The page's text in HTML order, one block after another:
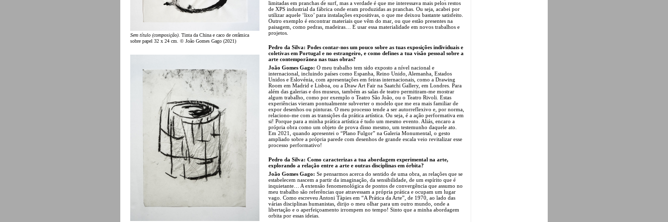
Sem título (composição) . Tinta da China e caco de cerâmica
sobre papel 32 x 24 cm. © João Gomes Gago (2021)
limitadas em pranchas de surf, mas a verdade é que me interessava mais pelos restos
de XPS industrial da fábrica onde eram produzidas as pranchas. Ou seja, acabei por
utilizar aquele ‘lixo’ para instalações expositivas, o que me deixou bastante satisfeito.
Outro exemplo é encontrar materiais que vêm do mar, ou que estão presentes na
paisagem, como pedras, madeiras… E usar essa materialidade em novos trabalhos e
projetos.
Pedro da Silva: Podes contar-nos um pouco sobre as tuas exposições individuais e
coletivas em Portugal e no estrangeiro, e como defines a tua visão pessoal sobre a
arte contemporânea nas tuas obras?
João Gomes Gago: O meu trabalho tem sido exposto a nível nacional e
internacional, incluindo países como Espanha, Reino Unido, Alemanha, Estados
Unidos e Eslovénia, com apresentações em feiras internacionais, como a Drawing
Room em Madrid e Lisboa, ou a Draw Art Fair na Saatchi Gallery, em Londres. Para
além das galerias e dos museus, também as salas de teatro permitiram-me mostrar
algum trabalho, como por exemplo o Teatro São João, ou o Teatro Rivoli. Estas
experiências vieram pontualmente subverter o modelo que me era mais familiar de
expor desenhos ou pinturas. O meu processo tende a ser autorreflexivo e, por norma,
relaciono-me com as transições da prática artística. Ou seja, é a ação performativa em
si! Porque para a minha prática artística é tudo um mesmo evento. Aliás, encaro a
própria obra como um objeto de prova disso mesmo, um testemunho daquele ato.
Em 2021, quando apresentei o “Plano Fulgor” na Galeria Monumental, o gesto
ampliado sobre a própria parede com desenhos de grande escala veio revitalizar esse
processo performativo!
Pedro da Silva: Como caracterizas a tua abordagem experimental na arte,
explorando a relação entre a arte e outras disciplinas em órbita?
João Gomes Gago: Se pensarmos acerca do sentido de uma obra, as relações que se
estabelecem nascem a partir da imaginação, da sensibilidade, de um espírito que é
inquietante… A extensão fenomenológica de pontos de convergência que assumo no
meu trabalho são referências que atravessam a própria prática e ocupam um lugar
vago. Como escreveu Antoni Tàpies em “A Prática da Arte”, de 1970, ao lado das
várias disciplinas humanistas, dirijo o meu olhar para um outro mundo, onde a
libertação e o aperfeiçoamento irrompem no tempo! Sinto que a minha abordagem
orbita por essas ideias.